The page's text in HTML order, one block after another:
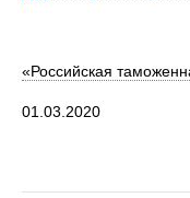
«Российская
01.03.2020